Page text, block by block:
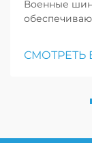
Военные
что имеет